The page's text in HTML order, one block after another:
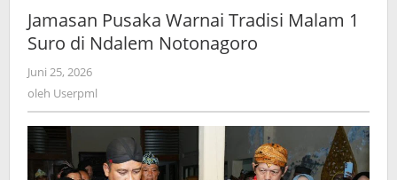
Tradisi
Malam
Notonagoro
Jamasan Pusaka Warnai Tradisi Malam 1
Suro di Ndalem Notonagoro
Juni 25, 2026
oleh Userpml